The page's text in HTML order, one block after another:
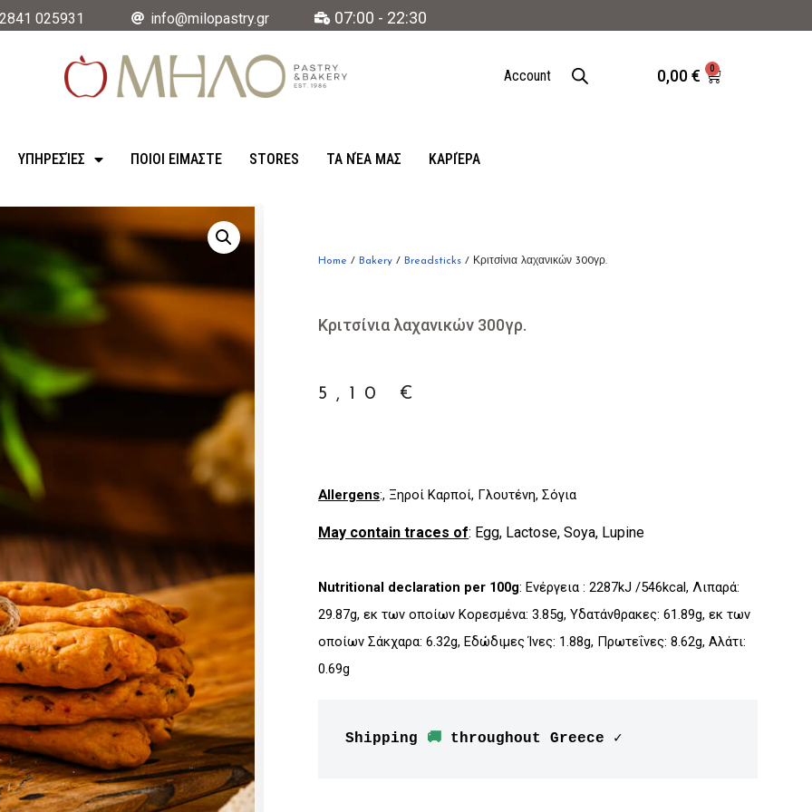
2841 025931 info@milopastry.gr 07:00 - 22:30
Account 0,00€ 0
ΥΠΗΡΕΣΊΕΣ ΠΟΙΟΙ ΕΙΜΑΣΤΕ STORES ΤΑ ΝΈΑ ΜΑΣ ΚΑΡΙΈΡΑ
Home / Bakery / Breadsticks / Κριτσίνια λαχανικών 300γρ.
Κριτσίνια λαχανικών 300γρ.
5,10 €
Allergens:, Ξηροί Καρποί, Γλουτένη, Σόγια
May contain traces of: Egg, Lactose, Soya, Lupine
Nutritional declaration per 100g: Ενέργεια : 2287kJ /546kcal, Λιπαρά:
29.87g, εκ των οποίων Kορεσμένα: 3.85g, Υδατάνθρακες: 61.89g, εκ των
οποίων Σάκχαρα: 6.32g, Εδώδιμες Ίνες: 1.88g, Πρωτεΐνες: 8.62g, Αλάτι:
0.69g
Shipping 🚚 throughout Greece ✓